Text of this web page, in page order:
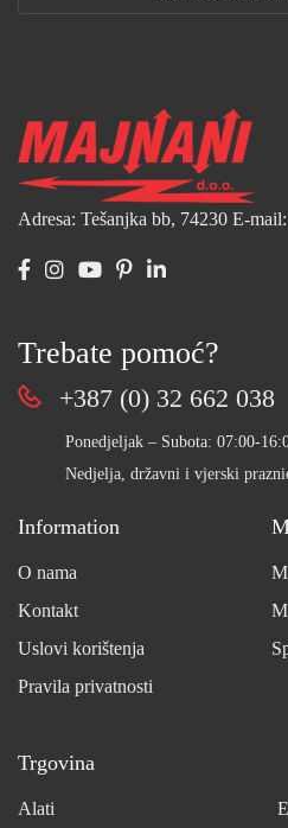
Adresa: Tešanjka bb, 74230 E-
Trebate pomoć?
+387 (0) 32 662 038
Ponedjeljak – Subota: 07:00-
Nedjelja, državni i vjerski
Information
O nama
Kontakt
Uslovi korištenja
Pravila privatnosti
Trgovina
Alati